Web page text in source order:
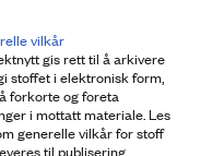
vilkår
gis rett til å arkivere
stoffet i elektronisk form,
forkorte og foreta
i mottatt materiale. Les
generelle vilkår for stoff
til publisering.